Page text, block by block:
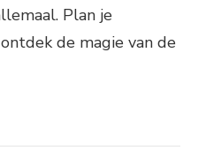
Plan je
de magie van de